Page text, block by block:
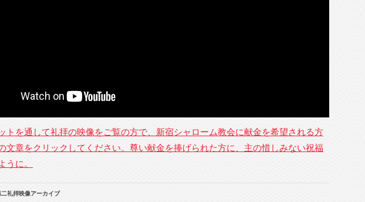
トを通して礼拝の映像をご覧の方で、新宿シャローム教会に献金を希望される方
文章をクリックしてください。尊い献金を捧げられた方に、主の惜しみない祝福
に。
礼拝映像アーカイブ